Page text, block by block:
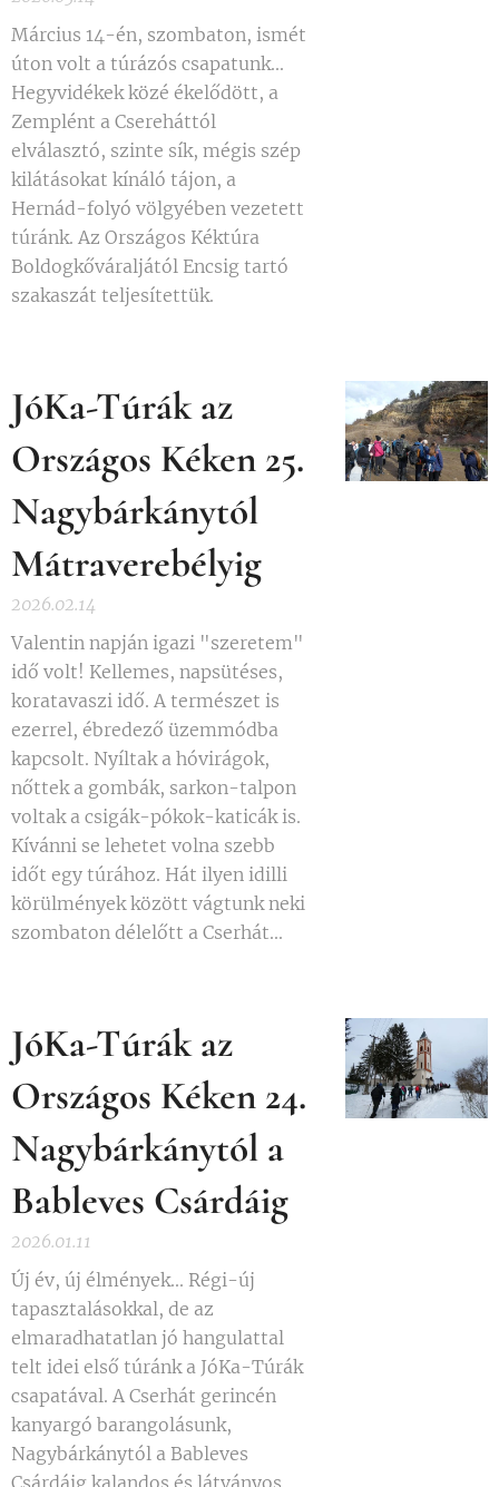
Március 14-én, szombaton, ismét
úton volt a túrázós csapatunk...
Hegyvidékek közé ékelődött, a
Zemplént a Csereháttól
elválasztó, szinte sík, mégis szép
kilátásokat kínáló tájon, a
Hernád-folyó völgyében vezetett
túránk. Az Országos Kéktúra
Boldogkőváraljától Encsig tartó
szakaszát teljesítettük.
JóKa-Túrák az
Országos Kéken 25.
Nagybárkánytól
Mátraverebélyig
2026.02.14
Valentin napján igazi "szeretem"
idő volt! Kellemes, napsütéses,
koratavaszi idő. A természet is
ezerrel, ébredező üzemmódba
kapcsolt. Nyíltak a hóvirágok,
nőttek a gombák, sarkon-talpon
voltak a csigák-pókok-katicák is.
Kívánni se lehetet volna szebb
időt egy túrához. Hát ilyen idilli
körülmények között vágtunk neki
szombaton délelőtt a Cserhát...
JóKa-Túrák az
Országos Kéken 24.
Nagybárkánytól a
Bableves Csárdáig
2026.01.11
Új év, új élmények... Régi-új
tapasztalásokkal, de az
elmaradhatatlan jó hangulattal
telt idei első túránk a JóKa-Túrák
csapatával. A Cserhát gerincén
kanyargó barangolásunk,
Nagybárkánytól a Bableves
Csárdáig kalandos és látványos